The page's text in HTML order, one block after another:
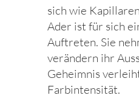
sich wie
Ader ist für sich
Auftreten. Sie
verändern ihr
Geheimnis
Farbintensität.